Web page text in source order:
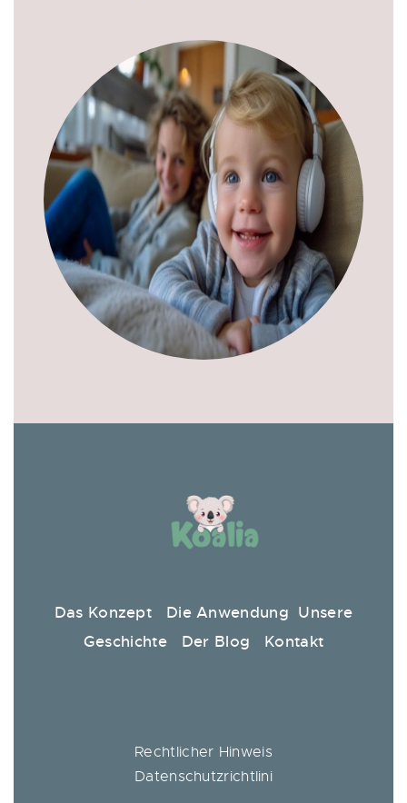
Das Konzept Die Anwendung Unsere
Geschichte
Der Blog Kontakt
Rechtlicher Hinweis
Datenschutzrichtlini